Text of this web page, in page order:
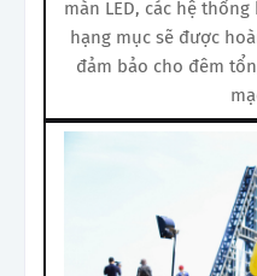
màn LED, các hệ
hạng mục sẽ được
đảm bảo cho đêm